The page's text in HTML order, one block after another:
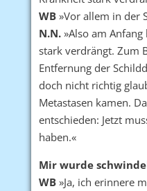
WB»Vor allem in der
N.N.»Also am Anfang
stark verdrängt. Zum
Entfernung der
doch nicht richtig
Metastasen kamen.
entschieden: Jetzt
haben.«
Mir wurde
WB»Ja, ich erinnere